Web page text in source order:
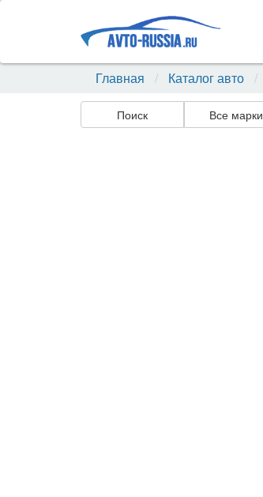
Главная Каталог авто
Поиск Все марки